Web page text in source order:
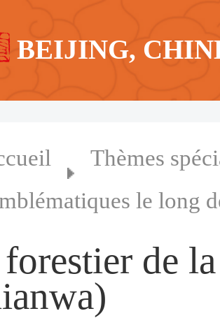
BEIJING,
Thèmes
le long
de